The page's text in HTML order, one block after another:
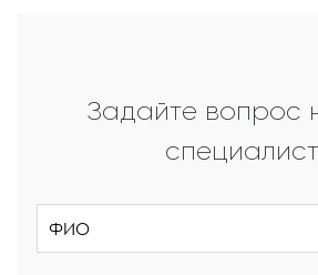
Задайте вопрос